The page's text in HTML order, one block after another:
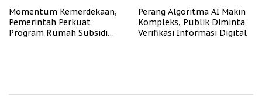
Momentum Kemerdekaan,
Pemerintah Perkuat
Program Rumah Subsidi
Perang Algoritma AI Makin
Kompleks, Publik Diminta
Verifikasi Informasi Digital